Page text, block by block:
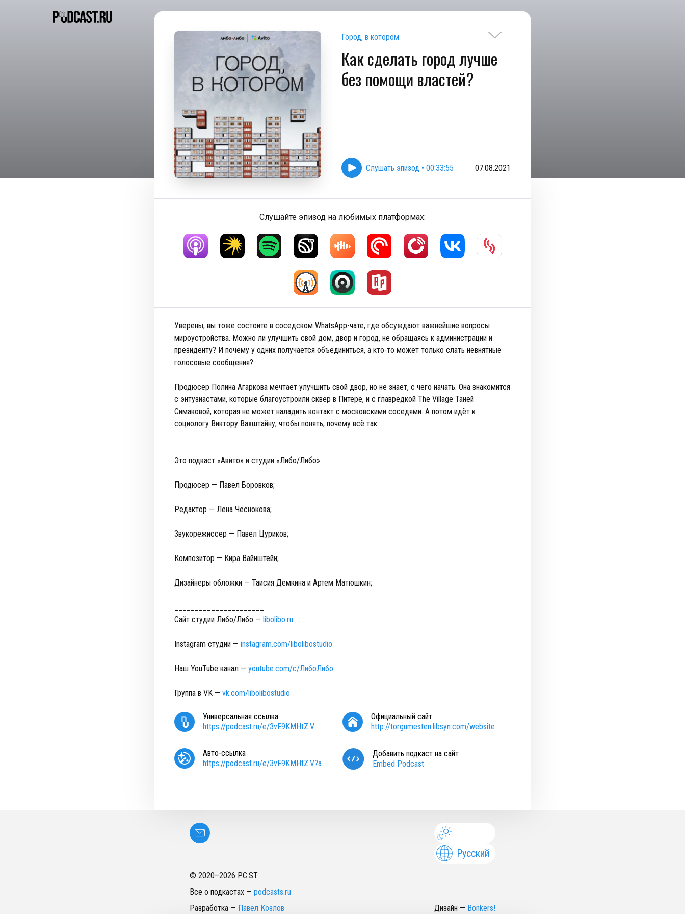
Город, в котором
Как сделать город лучше
без помощи властей?
Слушать эпизод • 00:33:55 07.08.2021
Слушайте эпизод на любимых платформах:
Уверены, вы тоже состоите в соседском WhatsApp-чате, где обсуждают важнейшие вопросы
мироустройства. Можно ли улучшить свой дом, двор и город, не обращаясь к администрации и
президенту? И почему у одних получается объединиться, а кто-то может только слать невнятные
голосовые сообщения?
Продюсер Полина Агаркова мечтает улучшить свой двор, но не знает, с чего начать. Она знакомится
с энтузиастами, которые благоустроили сквер в Питере, и с главредкой The Village Таней
Симаковой, которая не может наладить контакт с московскими соседями. А потом идёт к
социологу Виктору Вахштайну, чтобы понять, почему всё так.
Это подкаст «Авито» и студии «Либо/Либо».
Продюсер — Павел Боровков;
Редактор — Лена Чеснокова;
Звукорежиссер — Павел Цуриков;
Композитор — Кира Вайнштейн;
Дизайнеры обложки — Таисия Демкина и Артем Матюшкин;
Сайт студии Либо/Либо — libolibo.ru
Instagram студии — instagram.com/libolibostudio
Наш YouTube канал — youtube.com/c/ЛибоЛибо
Группа в VK — vk.com/libolibostudio
Универсальная ссылка
https://podcast.ru/e/3vF9KMHtZ.V
Официальный сайт
http://torgumesten.libsyn.com/website
Авто-ссылка
https://podcast.ru/e/3vF9KMHtZ.V?a
Добавить подкаст на сайт
Embed Podcast
Русский
© 2020–2026 PC.ST
Все о подкастах — podcasts.ru
Разработка — Павел Козлов Дизайн — Bonkers!